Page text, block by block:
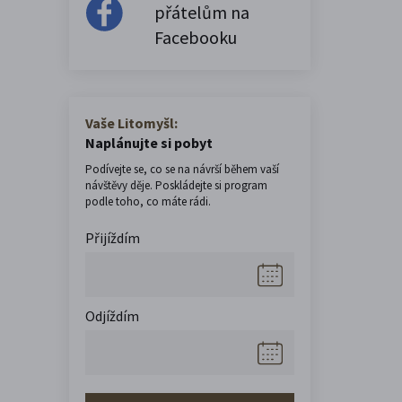
přátelům na
Facebooku
Vaše Litomyšl:
Naplánujte si pobyt
Podívejte se, co se na návrší během vaší
návštěvy děje. Poskládejte si program
podle toho, co máte rádi.
Přijíždím
Odjíždím